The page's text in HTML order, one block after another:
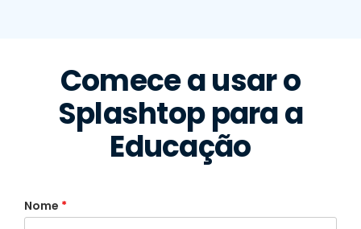
Comece a usar o
Splashtop para a
Educação
Nome *